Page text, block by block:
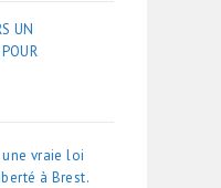
UN
vraie loi
à Brest.